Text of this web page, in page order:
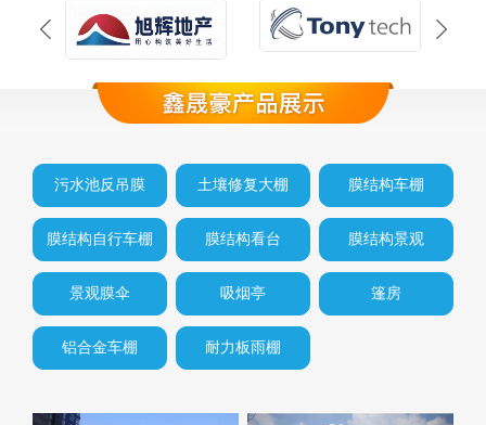
污水池反吊膜 土壤修复大棚 膜结构车棚
膜结构自行车棚 膜结构看台 膜结构景观
景观膜伞 吸烟亭 篷房
铝合金车棚 耐力板雨棚